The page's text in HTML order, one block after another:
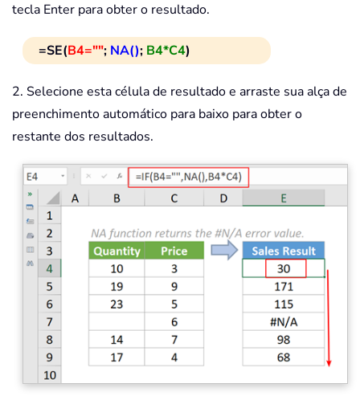
tecla Enter para obter o resultado.
=SE(B4=""; NA(); B4*C4)
2. Selecione esta célula de resultado e arraste sua alça de
preenchimento automático para baixo para obter o
restante dos resultados.